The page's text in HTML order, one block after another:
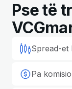
Pse të
Spread-et
Pa